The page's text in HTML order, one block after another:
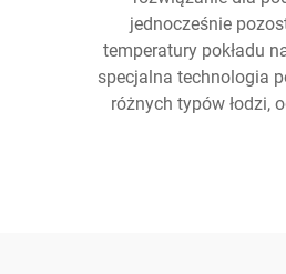
jednocześnie
temperatury pokładu
specjalna technologia
różnych typów łodzi,